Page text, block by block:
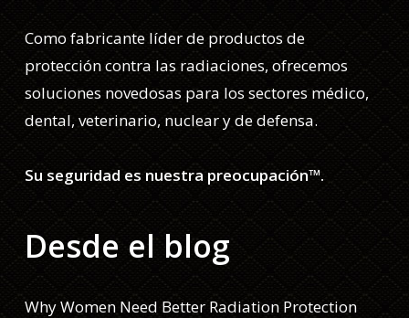
Como fabricante líder de productos de
protección contra las radiaciones, ofrecemos
soluciones novedosas para los sectores médico,
dental, veterinario, nuclear y de defensa.
Su seguridad es nuestra preocupación™.
Desde el blog
Why Women Need Better Radiation Protection